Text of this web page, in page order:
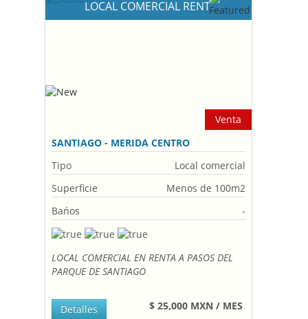
LOCAL COMERCIAL RENT
Venta
SANTIAGO - MERIDA CENTRO
Tipo
Local comercial
Superficie
Menos de 100m2
Bańos
-
LOCAL COMERCIAL EN RENTA A PASOS DEL
PARQUE DE SANTIAGO
$ 25,000 MXN / MES
Detalles